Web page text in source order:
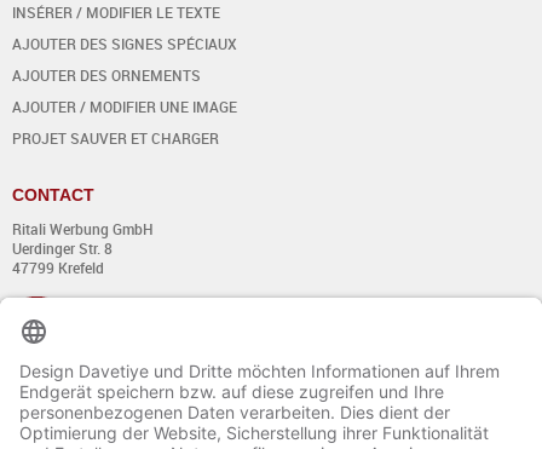
INSÉRER / MODIFIER LE TEXTE
AJOUTER DES SIGNES SPÉCIAUX
AJOUTER DES ORNEMENTS
AJOUTER / MODIFIER UNE IMAGE
PROJET SAUVER ET CHARGER
CONTACT
Ritali Werbung GmbH
Uerdinger Str. 8
47799 Krefeld
+49 (0) 21 51 - 7 633 633
Du lundi au jeudi:
de 8:00 - 13:00
et de 14:00 - 17:00 heures